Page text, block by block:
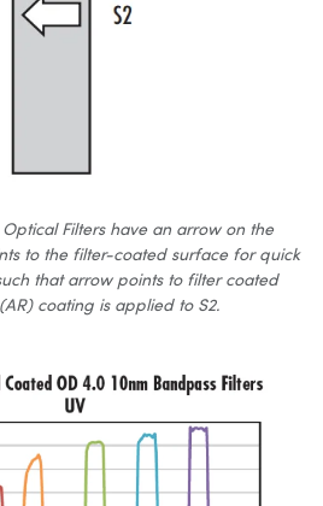
Filters have an arrow on the
to the filter-coated surface for quick
that arrow points to filter coated
coating is applied to S2.